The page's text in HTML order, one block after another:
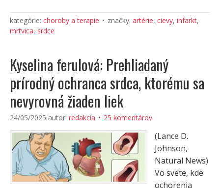
kategórie: choroby a terapie značky: artérie, cievy, infarkt,
mrtvica, srdce
Kyselina ferulová: Prehliadaný
prírodný ochranca srdca, ktorému sa
nevyrovná žiaden liek
24/05/2025 autor: redakcia 25 komentárov
(Lance D.
Johnson,
Natural News)
Vo svete, kde
ochorenia